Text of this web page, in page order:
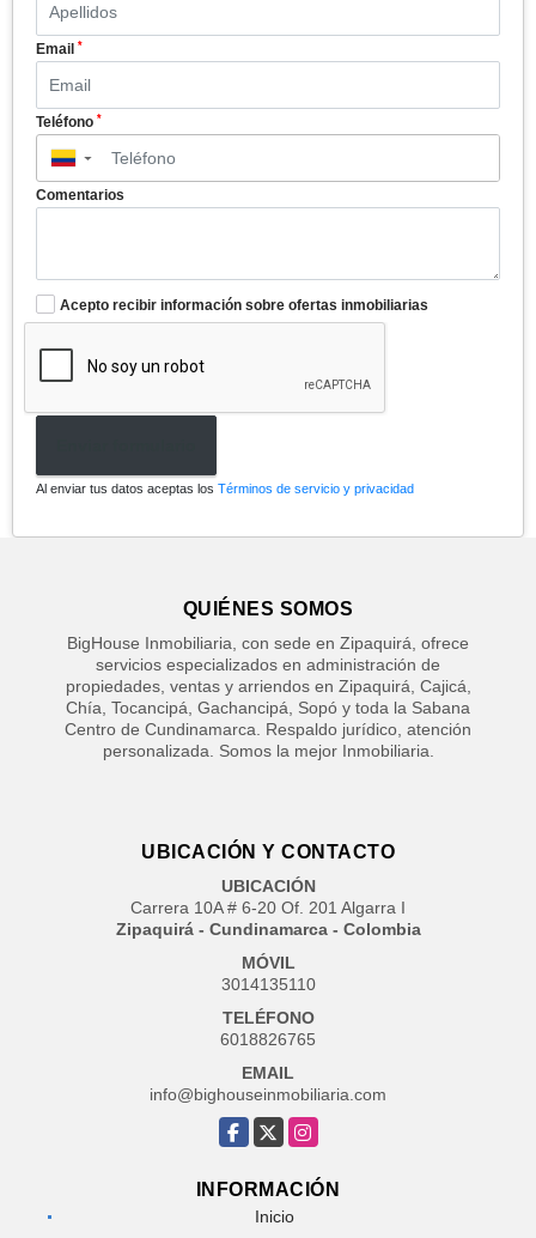
Email *
Teléfono *
▼
Comentarios
Acepto recibir información sobre ofertas inmobiliarias
Al enviar tus datos aceptas los Términos de servicio y privacidad
QUIÉNES SOMOS
BigHouse Inmobiliaria, con sede en Zipaquirá, ofrece
servicios especializados en administración de
propiedades, ventas y arriendos en Zipaquirá, Cajicá,
Chía, Tocancipá, Gachancipá, Sopó y toda la Sabana
Centro de Cundinamarca. Respaldo jurídico, atención
personalizada. Somos la mejor Inmobiliaria.
UBICACIÓN Y CONTACTO
UBICACIÓN
Carrera 10A # 6-20 Of. 201 Algarra I
Zipaquirá - Cundinamarca - Colombia
MÓVIL
3014135110
TELÉFONO
6018826765
EMAIL
info@bighouseinmobiliaria.com
Facebook
X Instagram
INFORMACIÓN
Inicio